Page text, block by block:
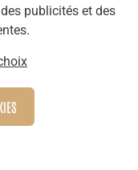
Saint-Ghislain |
67 33 | E :
publicités et des